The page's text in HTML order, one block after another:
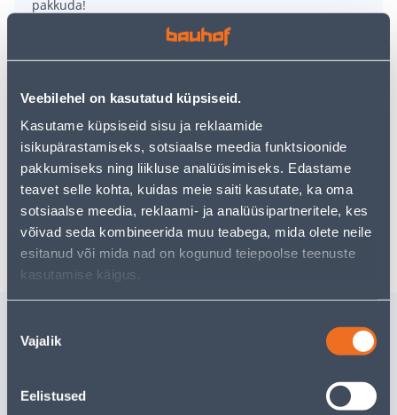
Veebilehel on kasutatud küpsiseid.
Kasutame küpsiseid sisu ja reklaamide
isikupärastamiseks, sotsiaalse meedia funktsioonide
pakkumiseks ning liikluse analüüsimiseks. Edastame
teavet selle kohta, kuidas meie saiti kasutate, ka oma
sotsiaalse meedia, reklaami- ja analüüsipartneritele, kes
võivad seda kombineerida muu teabega, mida olete neile
esitanud või mida nad on kogunud teiepoolse teenuste
kasutamise käigus.
valik
Vajalik
Eelistused
pakkuda!
uurimistööd saate jätkata, naastes
kasutades meie võimsat otsingufunktsiooni, et leida
• Murusegu varjulistele kasvukohtadele
• Pakendi kogus 5 kg
• 14-päevane tagastusõigus.
Tarne pole võimalik
Tarne pole